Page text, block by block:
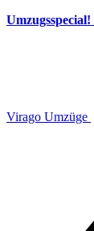
Umzugsspecial!
Virago Umzüge